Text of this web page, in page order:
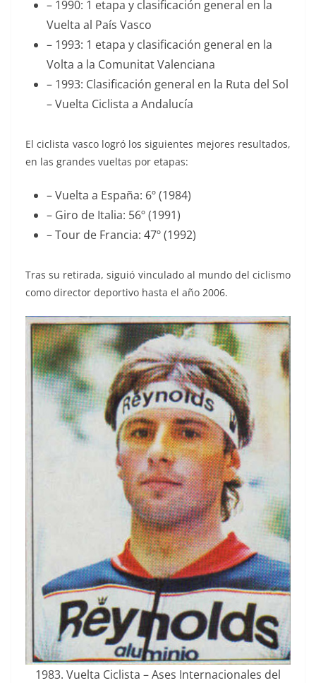
– 1990: 1 etapa y clasificación general en la
Vuelta al País Vasco
– 1993: 1 etapa y clasificación general en la
Volta a la Comunitat Valenciana
– 1993: Clasificación general en la Ruta del Sol
– Vuelta Ciclista a Andalucía
El ciclista vasco logró los siguientes mejores resultados,
en las grandes vueltas por etapas:
– Vuelta a España: 6º (1984)
– Giro de Italia: 56º (1991)
– Tour de Francia: 47º (1992)
Tras su retirada, siguió vinculado al mundo del ciclismo
como director deportivo hasta el año 2006.
1983. Vuelta Ciclista – Ases Internacionales del